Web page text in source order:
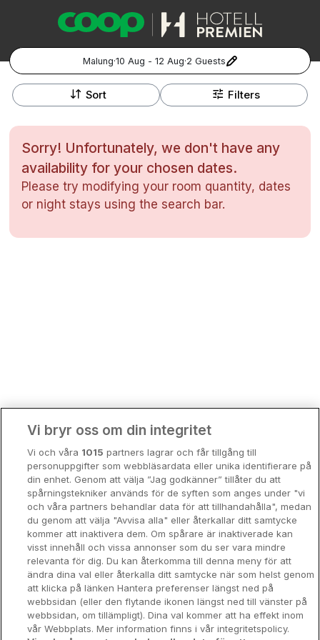
Malung·10 Aug - 12 Aug·2 Guests
Popular Destinations:
Stockholm
Göteborg
Sort Filters
+
−
Sorry! Unfortunately, we don't have any
availability for your chosen dates.
Please try modifying your room quantity, dates
or night stays using the search bar.
Kontakta ossVanliga frågorAllmänna villkor
Gift VouchersCoop.se Manage Preferences
Storstadsweekend
Hotellrum under 995 kr
Spahotell
Sydsverige
Om Hotellpremien
Nya hotell
Stadsweekend
Vi bryr oss om din integritet
Vi och våra 1015 partners lagrar och får tillgång till
personuppgifter som webbläsardata eller unika identifierare på
din enhet. Genom att välja ”Jag godkänner” tillåter du att
spårningstekniker används för de syften som anges under "vi
och våra partners behandlar data för att tillhandahålla", medan
du genom att välja "Avvisa alla" eller återkallar ditt samtycke
kommer att inaktivera dem. Om spårare är inaktiverade kan
visst innehåll och vissa annonser som du ser vara mindre
relevanta för dig. Du kan återkomma till denna meny för att
ändra dina val eller återkalla ditt samtycke när som helst genom
att klicka på länken Hantera preferenser längst ned på
webbsidan (eller den flytande ikonen längst ned till vänster på
webbsidan, om tillämpligt). Dina val kommer att ha effekt inom
vår Webbplats. Mer information finns i vår integritetspolicy.